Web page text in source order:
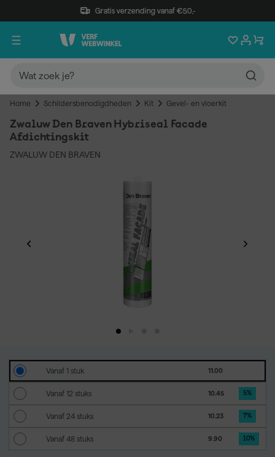
Gratis verzending vanaf €50,-
Home Schildersbenodigdheden Kit Gevel- en vloerkit
Zwaluw Den Braven Hybriseal Facade
Afdichtingskit
ZWALUW DEN BRAVEN
Vanaf 1 stuk 11.00
Vanaf 12 stuks 10.45 5%
Vanaf 24 stuks 10.23 7%
Vanaf 48 stuks 9.90 10%